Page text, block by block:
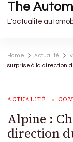
The
L'actualité
Home Actualité
surprise à la direction
ACTUALITÉ
Alpine :
direction